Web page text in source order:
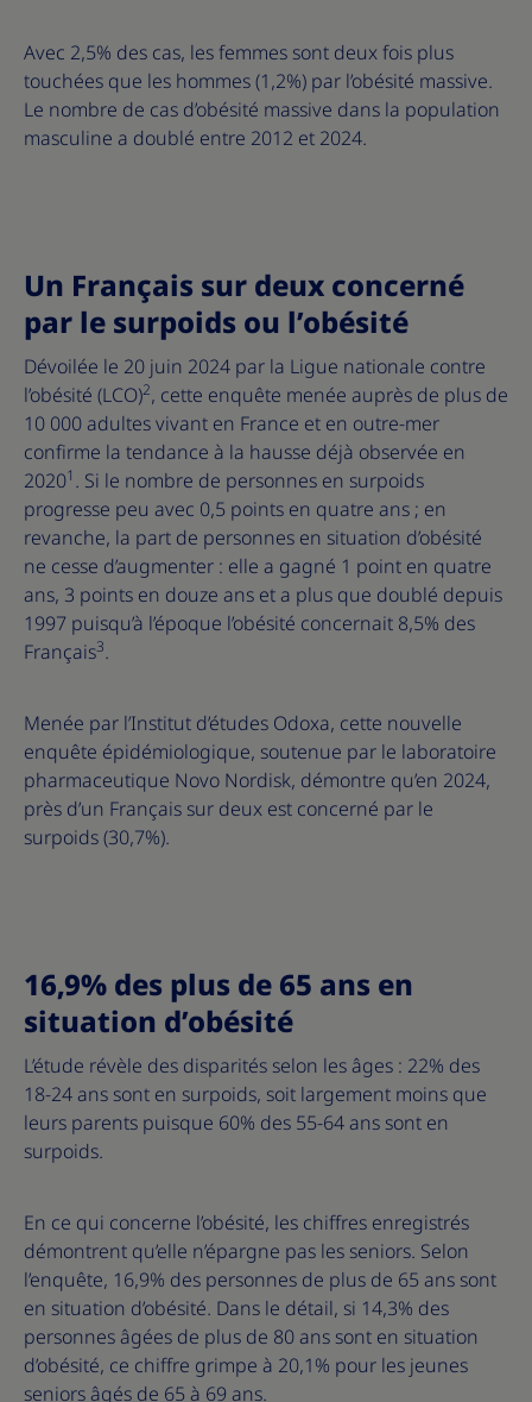
Avec 2,5% des cas, les femmes sont deux fois plus
touchées que les hommes (1,2%) par l’obésité massive.
Le nombre de cas d’obésité massive dans la population
masculine a doublé entre 2012 et 2024.
Un Français sur deux concerné
par le surpoids ou l’obésité
Dévoilée le 20 juin 2024 par la Ligue nationale contre
l’obésité (LCO)2, cette enquête menée auprès de plus de
10 000 adultes vivant en France et en outre-mer
confirme la tendance à la hausse déjà observée en
20201 . Si le nombre de personnes en surpoids
progresse peu avec 0,5 points en quatre ans ; en
revanche, la part de personnes en situation d’obésité
ne cesse d’augmenter : elle a gagné 1 point en quatre
ans, 3 points en douze ans et a plus que doublé depuis
1997 puisqu’à l’époque l’obésité concernait 8,5% des
Français3.
Menée par l’Institut d’études Odoxa, cette nouvelle
enquête épidémiologique, soutenue par le laboratoire
pharmaceutique Novo Nordisk, démontre qu’en 2024,
près d’un Français sur deux est concerné par le
surpoids (30,7%).
16,9% des plus de 65 ans en
situation d’obésité
L’étude révèle des disparités selon les âges : 22% des
18-24 ans sont en surpoids, soit largement moins que
leurs parents puisque 60% des 55-64 ans sont en
surpoids.
En ce qui concerne l’obésité, les chiffres enregistrés
démontrent qu’elle n’épargne pas les seniors. Selon
l’enquête, 16,9% des personnes de plus de 65 ans sont
en situation d’obésité. Dans le détail, si 14,3% des
personnes âgées de plus de 80 ans sont en situation
d’obésité, ce chiffre grimpe à 20,1% pour les jeunes
seniors âgés de 65 à 69 ans.